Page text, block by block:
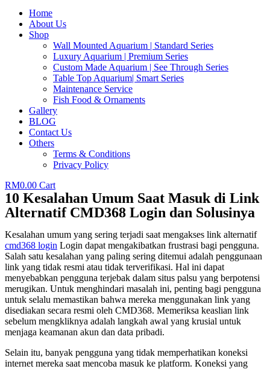
Home
About Us
Shop
Wall Mounted Aquarium | Standard Series
Luxury Aquarium | Premium Series
Custom Made Aquarium | See Through Series
Table Top Aquarium| Smart Series
Maintenance Service
Fish Food & Ornaments
Gallery
BLOG
Contact Us
Others
Terms & Conditions
Privacy Policy
RM0.00 Cart
10 Kesalahan Umum Saat Masuk di Link
Alternatif CMD368 Login dan Solusinya
Kesalahan umum yang sering terjadi saat mengakses link alternatif
cmd368 login Login dapat mengakibatkan frustrasi bagi pengguna.
Salah satu kesalahan yang paling sering ditemui adalah penggunaan
link yang tidak resmi atau tidak terverifikasi. Hal ini dapat
menyebabkan pengguna terjebak dalam situs palsu yang berpotensi
merugikan. Untuk menghindari masalah ini, penting bagi pengguna
untuk selalu memastikan bahwa mereka menggunakan link yang
disediakan secara resmi oleh CMD368. Memeriksa keaslian link
sebelum mengkliknya adalah langkah awal yang krusial untuk
menjaga keamanan akun dan data pribadi.
Selain itu, banyak pengguna yang tidak memperhatikan koneksi
internet mereka saat mencoba masuk ke platform. Koneksi yang